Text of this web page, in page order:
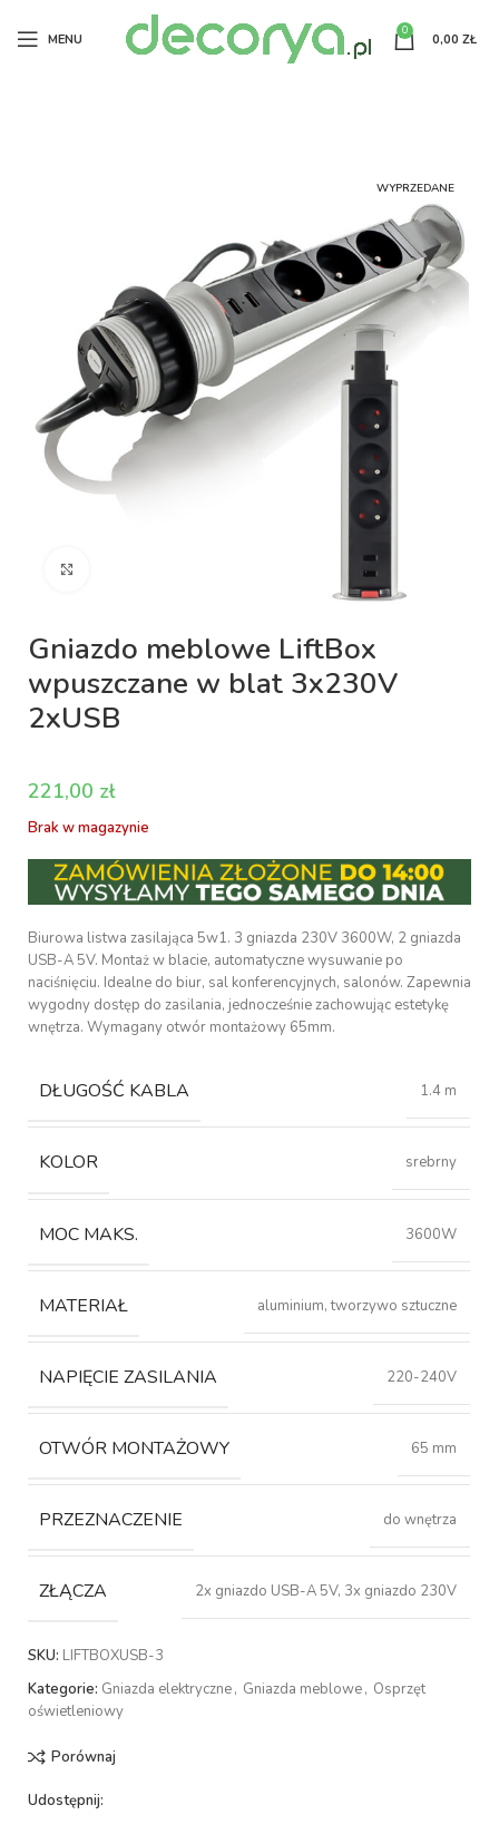
MENU
0
0,00 ZŁ
WYPRZEDANE
Gniazdo meblowe LiftBox
wpuszczane w blat 3x230V
2xUSB
zł
Brak w magazynie
Biurowa listwa zasilająca 5w1. 3 gniazda 230V 3600W, 2 gniazda
USB-A 5V. Montaż w blacie, automatyczne wysuwanie po
naciśnięciu. Idealne do biur, sal konferencyjnych, salonów. Zapewnia
wygodny dostęp do zasilania, jednocześnie zachowując estetykę
wnętrza. Wymagany otwór montażowy 65mm.
DŁUGOŚĆ KABLA 1.4 m
KOLOR srebrny
MOC MAKS. 3600W
MATERIAŁ aluminium, tworzywo sztuczne
NAPIĘCIE ZASILANIA 220-240V
OTWÓR MONTAŻOWY 65 mm
PRZEZNACZENIE do wnętrza
ZŁĄCZA 2x gniazdo USB-A 5V, 3x gniazdo 230V
SKU: LIFTBOXUSB-3
Kategorie: Gniazda elektryczne, Gniazda meblowe, Osprzęt
oświetleniowy
Porównaj
Udostępnij: